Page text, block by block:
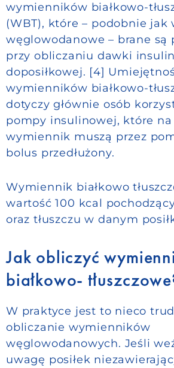
wymienników białkowo-
(WBT), które – podobnie
węglowodanowe – brane są
przy obliczaniu dawki
doposiłkowej. [4]
wymienników białkowo-
dotyczy głównie osób
pompy insulinowej, które na
wymiennik muszą przez
bolus przedłużony.
Wymiennik białkowo
wartość 100 kcal
oraz tłuszczu w danym
Jak obliczyć
białkowo-
W praktyce jest to nieco
obliczanie wymienników
węglowodanowych. Jeśli
uwagę posiłek